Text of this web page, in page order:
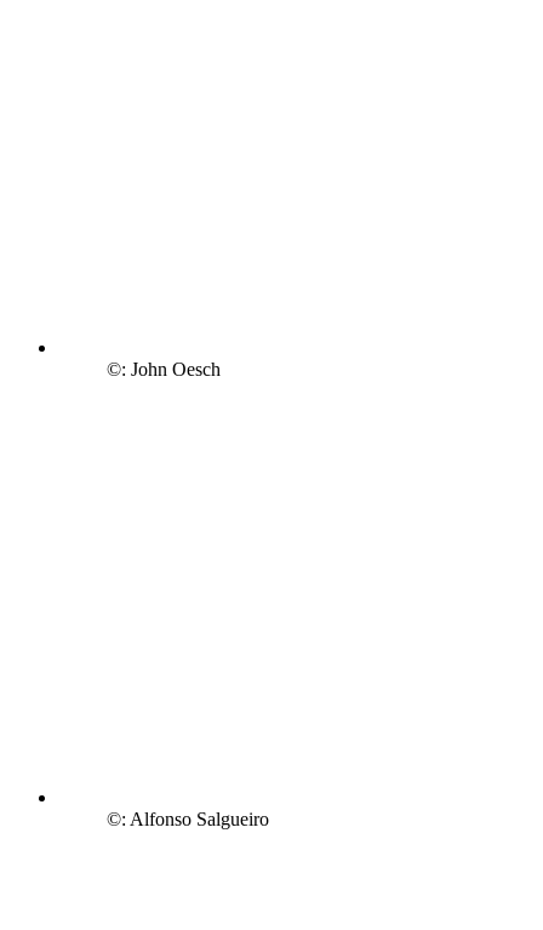
©: John Oesch
©: Alfonso Salgueiro